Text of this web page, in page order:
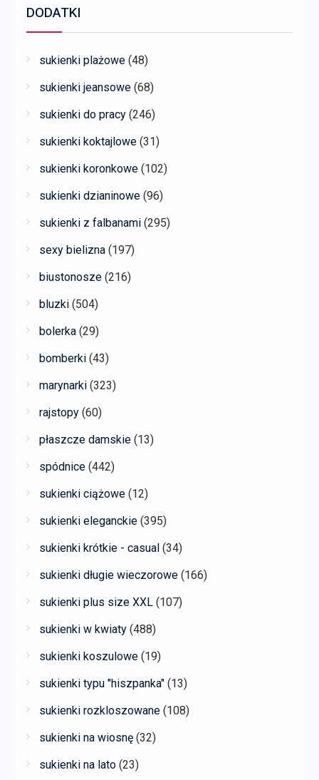
DODATKI
sukienki plażowe (48)
sukienki jeansowe (68)
sukienki do pracy (246)
sukienki koktajlowe (31)
sukienki koronkowe (102)
sukienki dzianinowe (96)
sukienki z falbanami (295)
sexy bielizna (197)
biustonosze (216)
bluzki (504)
bolerka (29)
bomberki (43)
marynarki (323)
rajstopy (60)
płaszcze damskie (13)
spódnice (442)
sukienki ciążowe (12)
sukienki eleganckie (395)
sukienki krótkie - casual (34)
sukienki długie wieczorowe (166)
sukienki plus size XXL (107)
sukienki w kwiaty (488)
sukienki koszulowe (19)
sukienki typu "hiszpanka" (13)
sukienki rozkloszowane (108)
sukienki na wiosnę (32)
sukienki na lato (23)